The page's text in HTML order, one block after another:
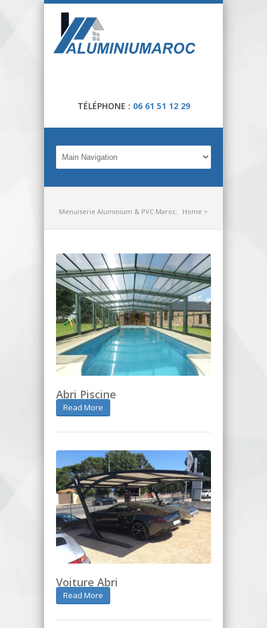
TÉLÉPHONE : 06 61 51 12 29
Menuiserie Aluminium & PVC Maroc: Home >
Abri Piscine
Read More
Voiture Abri
Read More